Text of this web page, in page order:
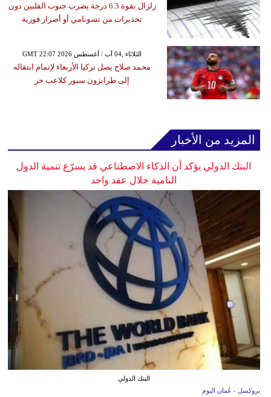
زلزال بقوة 6.3 درجة يضرب جنوب الفلبين دون
تحذيرات من تسونامي أو أضرار فورية
GMT 22:07 2026 الثلاثاء ,04 آب / أغسطس
محمد صلاح يصل تركيا الأربعاء لإتمام انتقاله
إلى طرابزون سبور كلاعب حر
المزيد من الأخبار
البنك الدولي يؤكد أن الذكاء الاصطناعي قد يسرّع تنمية الدول
النامية خلال عقد واحد
البنك الدولي
بروكسل - عُمان اليوم